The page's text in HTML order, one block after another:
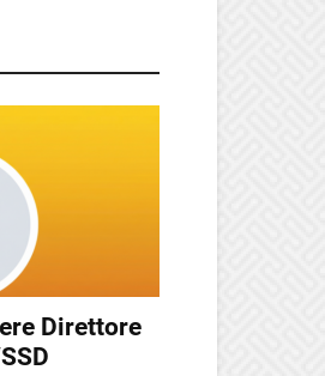
Direttore